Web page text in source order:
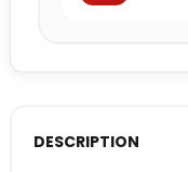
DESCRIPTION